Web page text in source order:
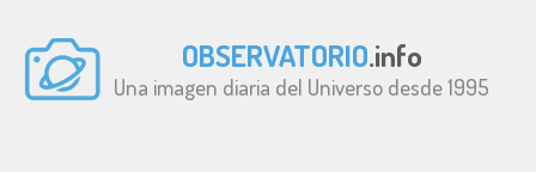
OBSERVATORIO.info
Una imagen diaria del Universo desde 1995